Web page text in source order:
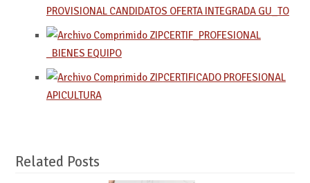
PROVISIONAL CANDIDATOS OFERTA INTEGRADA GU_TO
CERTIF_PROFESIONAL
_BIENES EQUIPO
CERTIFICADO PROFESIONAL
APICULTURA
Related Posts